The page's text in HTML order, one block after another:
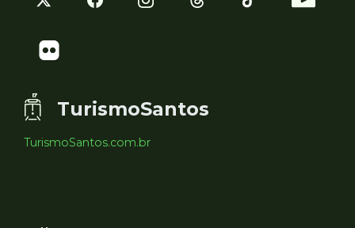
TurismoSantos
TurismoSantos.com.br